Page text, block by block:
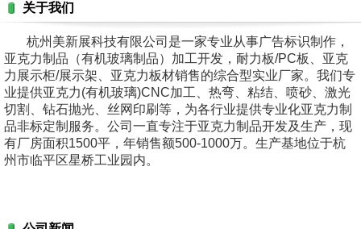
关于我们
杭州美新展科技有限公司是一家专业从事广告标识制作，
亚克力制品（有机玻璃制品）加工开发，耐力板/PC板、亚克
力展示柜/展示架、亚克力板材销售的综合型实业厂家。我们专
业提供亚克力(有机玻璃)CNC加工、热弯、粘结、喷砂、激光
切割、钻石抛光、丝网印刷等，为各行业提供专业化亚克力制
品非标定制服务。公司一直专注于亚克力制品开发及生产，现
有厂房面积1500平，年销售额500-1000万。生产基地位于杭
州市临平区星桥工业园内。